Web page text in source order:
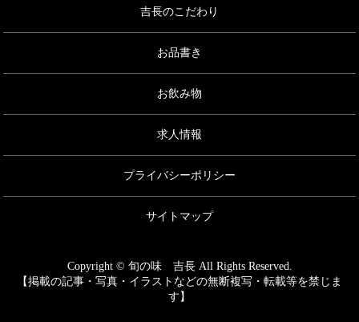
吉長のこだわり
お品書き
お飲み物
求人情報
プライバシーポリシー
サイトマップ
Copyright © 旬の味 吉長 All Rights Reserved.
【掲載の記事・写真・イラストなどの無断複写・転載等を禁じま
す】